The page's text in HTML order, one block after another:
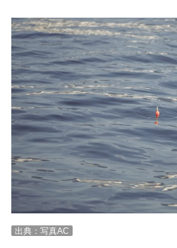
出典：写真AC